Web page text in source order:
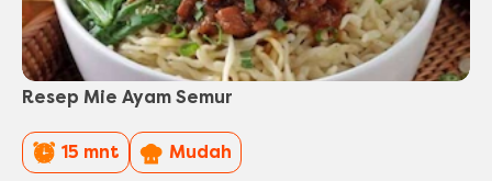
Resep Mie Ayam Semur
PreparationTime
15 mnt Difficulty
Mudah